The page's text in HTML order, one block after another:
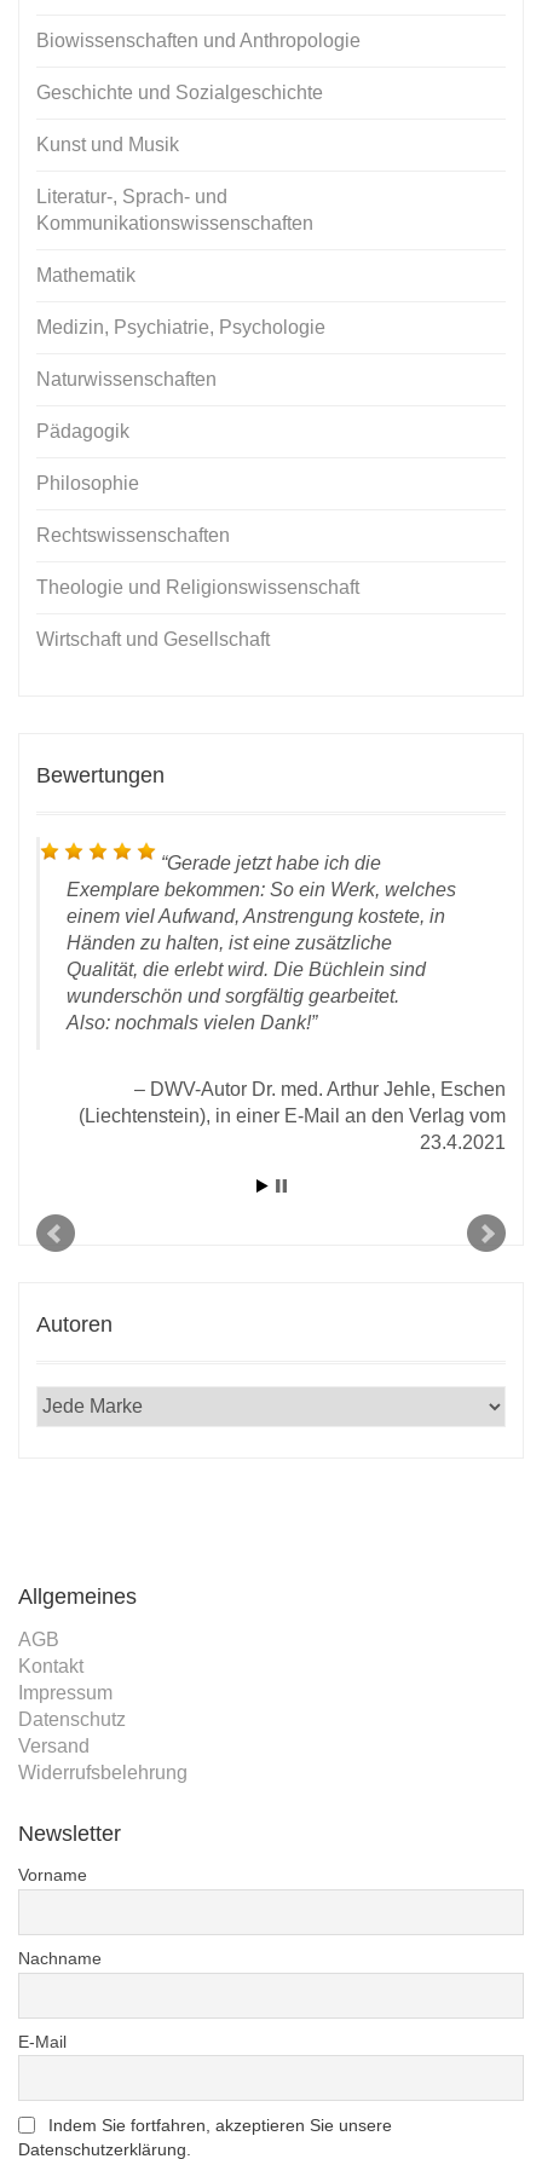
Biowissenschaften und Anthropologie
Geschichte und Sozialgeschichte
Kunst und Musik
Literatur-, Sprach- und
Kommunikationswissenschaften
Mathematik
Medizin, Psychiatrie, Psychologie
Naturwissenschaften
Pädagogik
Philosophie
Rechtswissenschaften
Theologie und Religionswissenschaft
Wirtschaft und Gesellschaft
Bewertungen
Gerade jetzt habe ich die
Exemplare bekommen: So ein Werk, welches
einem viel Aufwand, Anstrengung kostete, in
Händen zu halten, ist eine zusätzliche
Qualität, die erlebt wird. Die Büchlein sind
wunderschön und sorgfältig gearbeitet.
Also: nochmals vielen Dank!
DWV-Autor Dr. med. Arthur Jehle, Eschen
(Liechtenstein), in einer E-Mail an den Verlag vom
23.4.2021
Autoren
Allgemeines
AGB
Kontakt
Impressum
Datenschutz
Versand
Widerrufsbelehrung
Newsletter
Vorname
Nachname
E-Mail
Indem Sie fortfahren, akzeptieren Sie unsere
Datenschutzerklärung.